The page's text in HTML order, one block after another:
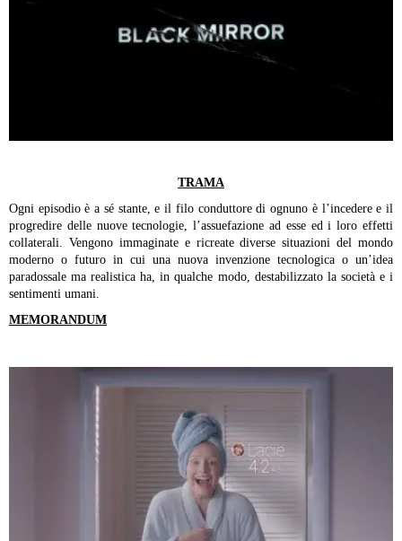
TRAMA
Ogni episodio è a sé stante, e il filo conduttore di ognuno è l’incedere e il
progredire delle nuove tecnologie, l’assuefazione ad esse ed i loro effetti
collaterali. Vengono immaginate e ricreate diverse situazioni del mondo
moderno o futuro in cui una nuova invenzione tecnologica o un’idea
paradossale ma realistica ha, in qualche modo, destabilizzato la società e i
sentimenti umani.
MEMORANDUM